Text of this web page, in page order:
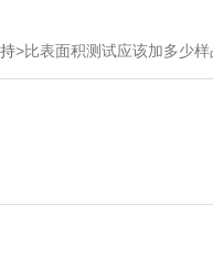
>比表面积测试应该加多少样